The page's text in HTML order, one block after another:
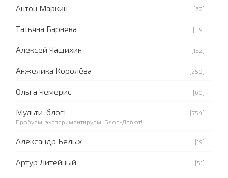
Антон Маркин [62]
Татьяна Барнева [119]
Алексей Чащихин [152]
Анжелика Королёва [250]
Ольга Чемерис [60]
Мульти-блог!
[754]
Пробуем, экспериментируем. Блог-Дебют!
Александр Белых [19]
Артур Литейный [51]